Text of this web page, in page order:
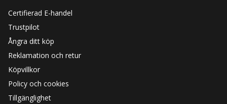
Certifierad E-handel
Trustpilot
Ångra ditt köp
Reklamation och retur
Köpvillkor
Policy och cookies
Tillgänglighet